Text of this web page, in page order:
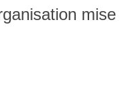
mise